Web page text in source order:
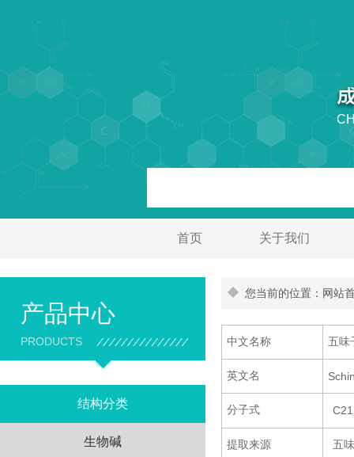
首页 关于我们
产品中心
PRODUCTS
结构分类
生物碱
您当前的位置：网站
中文名称 五味
英文名
分子式
提取来源 五